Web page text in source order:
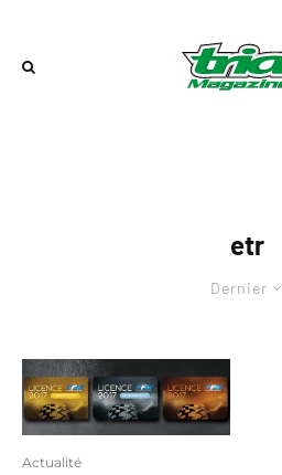
etr
Dernier
Actualité